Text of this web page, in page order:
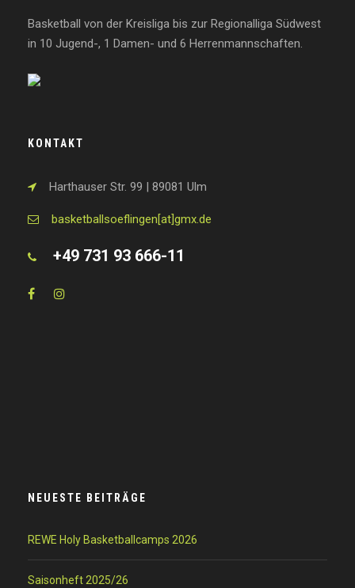
Basketball von der Kreisliga bis zur Regionalliga Südwest
in 10 Jugend-, 1 Damen- und 6 Herrenmannschaften.
KONTAKT
Harthauser Str. 99 | 89081 Ulm
basketballsoeflingen[at]gmx.de
+49 731 93 666-11
NEUESTE BEITRÄGE
REWE Holy Basketballcamps 2026
Saisonheft 2025/26